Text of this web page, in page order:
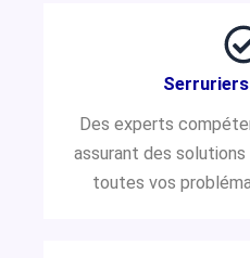
Des experts
assurant des
toutes vos